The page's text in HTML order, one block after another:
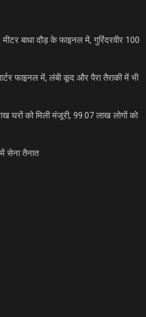
बाधा दौड़ के फाइनल में, गुरिंदरवीर 100
फाइनल में, लंबी कूद और पैरा तैराकी में भी
को मिली मंजूरी, 99.07 लाख लोगों को
सेना तैनात